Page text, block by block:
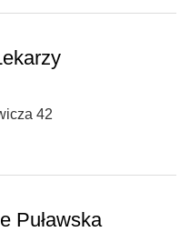
42
Puławska